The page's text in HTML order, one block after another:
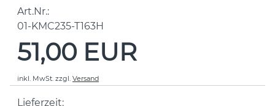
Art.Nr.:
01-KMC235-T163H
51,00 EUR
inkl. MwSt. zzgl. Versand
Lieferzeit: